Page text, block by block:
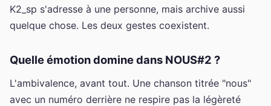
K2_sp s'adresse à une personne, mais archive aussi
quelque chose. Les deux gestes coexistent.
Quelle émotion domine dans NOUS#2 ?
L'ambivalence, avant tout. Une chanson titrée "nous"
avec un numéro derrière ne respire pas la légèreté